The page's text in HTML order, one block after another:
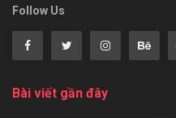
Follow Us
Bài viết gần đây